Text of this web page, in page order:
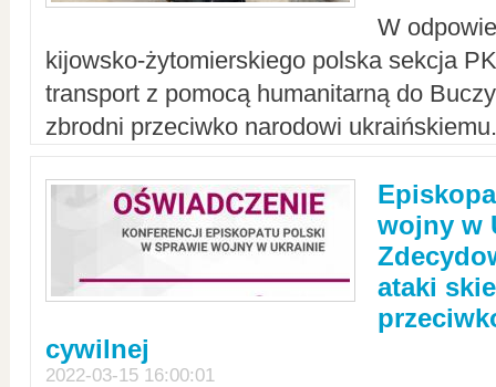
W
kijowsko-żytomierskiego polska sekcja
transport z pomocą humanitarną do
zbrodni przeciwko narodowi
wojny w
ataki
cywilnej
2022-03-15 16:00:01